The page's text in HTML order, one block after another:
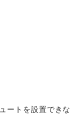
ートを設置できな